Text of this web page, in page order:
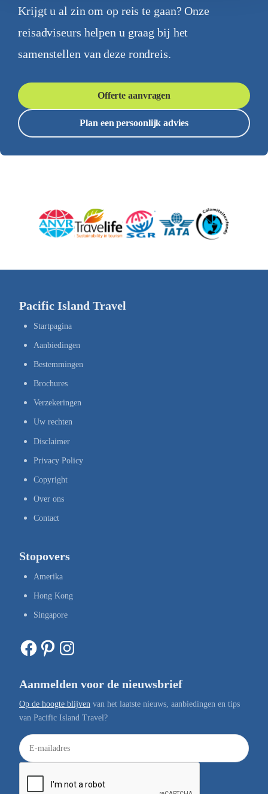
Krijgt u al zin om op reis te gaan? Onze
reisadviseurs helpen u graag bij het
samenstellen van deze rondreis.
Offerte aanvragen
Plan een persoonlijk advies
Pacific Island Travel
Startpagina
Aanbiedingen
Bestemmingen
Brochures
Verzekeringen
Uw rechten
Disclaimer
Privacy Policy
Copyright
Over ons
Contact
Stopovers
Amerika
Hong Kong
Singapore
Facebook Pinterest Instagram
Aanmelden voor de nieuwsbrief
Op de hoogte blijven van het laatste nieuws, aanbiedingen en tips
van Pacific Island Travel?
E
-